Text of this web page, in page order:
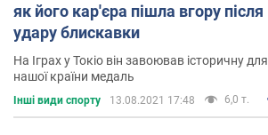
як його кар'єра пішла вгору після
удару блискавки
На Іграх у Токіо він завоював історичну для
нашої країни медаль
Інші види спорту 13.08.2021 17:48 6,0 т.